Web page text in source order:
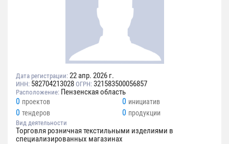
Дата регистрации: 22 апр. 2026 г.
ИНН: 582704213028 ОГРН: 321583500056857
Расположение: Пензенская область
0 проектов 0 инициатив
0 тендеров 0 продукции
Вид деятельности
Торговля розничная текстильными изделиями в
специализированных магазинах